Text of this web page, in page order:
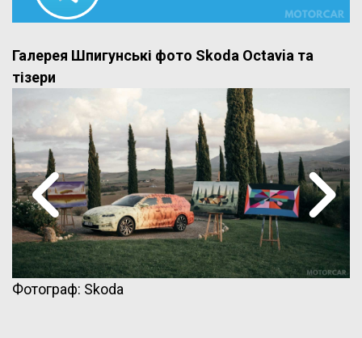
Галерея Шпигунські фото Skoda Octavia та
тізери
Фотограф: Skoda